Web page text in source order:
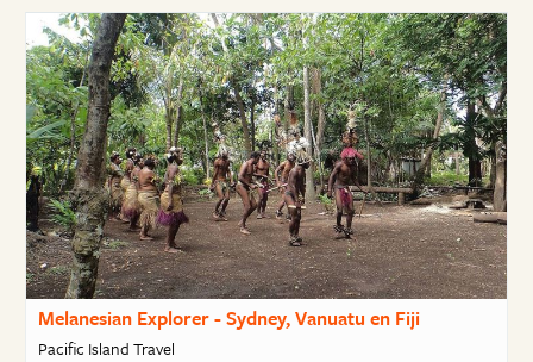
Melanesian Explorer - Sydney, Vanuatu en Fiji
Pacific Island Travel